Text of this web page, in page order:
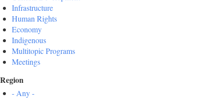
Infrastructure
Human Rights
Economy
Indigenous
Multitopic Programs
Meetings
Region
- Any -